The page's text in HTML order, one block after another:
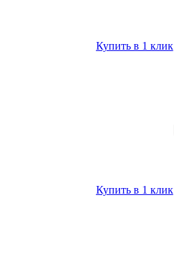
Купить в 1 клик
Купить в 1 клик